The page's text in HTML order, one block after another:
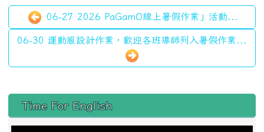
06-27 2026 PaGamO線上暑假作業」活動...
06-30 運動服設計作業，歡迎各班導師列入暑假作業...
左邊區域內容
Time For English